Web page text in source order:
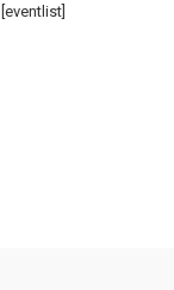
[eventlist]